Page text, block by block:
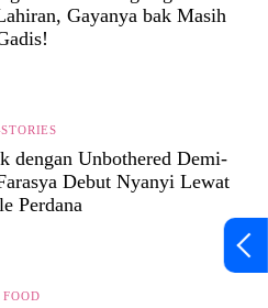
Gayanya bak Masih
dengan Unbothered Demi-
Debut Nyanyi Lewat
Perdana
FOOD